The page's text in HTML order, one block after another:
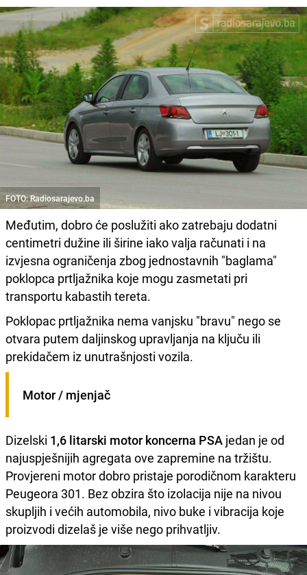
FOTO: Radiosarajevo.ba
Međutim, dobro će poslužiti ako zatrebaju dodatni
centimetri dužine ili širine iako valja računati i na
izvjesna ograničenja zbog jednostavnih "baglama"
poklopca prtljažnika koje mogu zasmetati pri
transportu kabastih tereta.
Poklopac prtljažnika nema vanjsku "bravu" nego se
otvara putem daljinskog upravljanja na ključu ili
prekidačem iz unutrašnjosti vozila.
Motor / mjenjač
Dizelski 1,6 litarski motor koncerna PSA jedan je od
najuspješnijih agregata ove zapremine na tržištu.
Provjereni motor dobro pristaje porodičnom karakteru
Peugeora 301. Bez obzira što izolacija nije na nivou
skupljih i većih automobila, nivo buke i vibracija koje
proizvodi dizelaš je više nego prihvatljiv.